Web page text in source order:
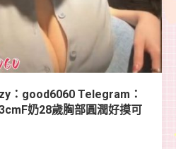
：good6060 Telegram：
奶28歲胸部圓潤好摸可